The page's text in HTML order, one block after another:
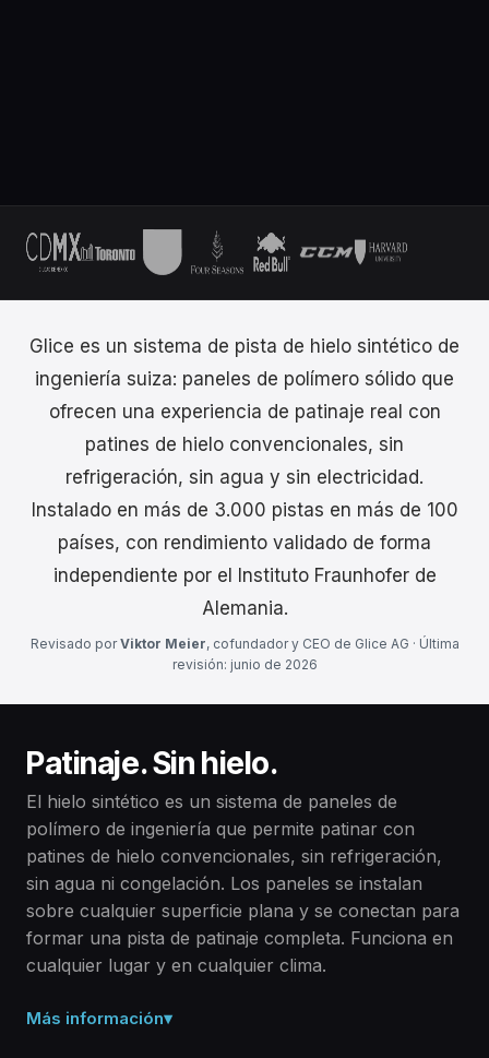
Glice es un sistema de pista de hielo sintético de
ingeniería suiza: paneles de polímero sólido que
ofrecen una experiencia de patinaje real con
patines de hielo convencionales, sin
refrigeración, sin agua y sin electricidad.
Instalado en más de 3.000 pistas en más de 100
países, con rendimiento validado de forma
independiente por el Instituto Fraunhofer de
Alemania.
Revisado porViktor Meier, cofundador y CEO de Glice AG · Última
revisión: junio de 2026
Patinaje. Sin hielo.
El hielo sintético es un sistema de paneles de
polímero de ingeniería que permite patinar con
patines de hielo convencionales, sin refrigeración,
sin agua ni congelación. Los paneles se instalan
sobre cualquier superficie plana y se conectan para
formar una pista de patinaje completa. Funciona en
cualquier lugar y en cualquier clima.
Más información▾